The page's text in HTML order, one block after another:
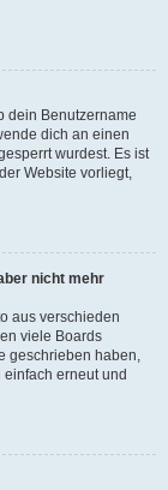
dein Benutzername
dich an einen
wurdest. Es ist
Website vorliegt,
nicht mehr
aus verschieden
viele Boards
geschrieben haben,
erneut und